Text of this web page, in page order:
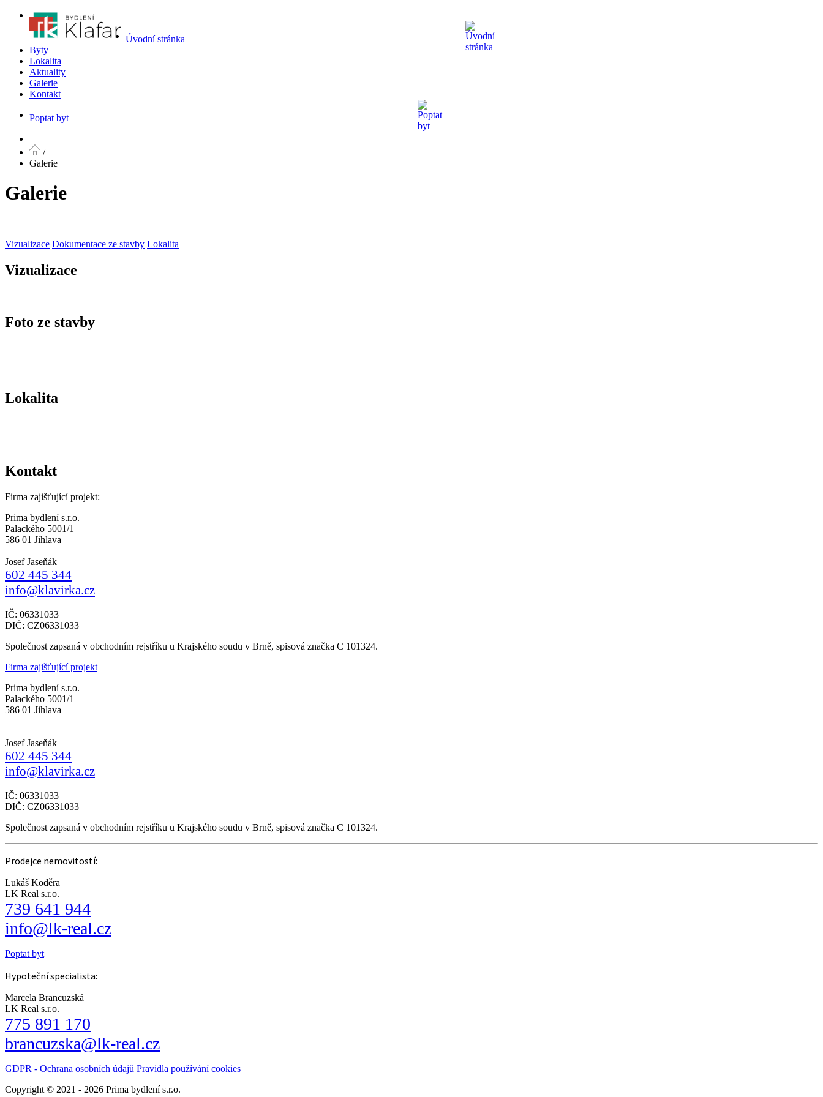
Úvodní stránka
Byty
Lokalita
Aktuality
Galerie
Kontakt
Poptat byt
/
Galerie
Galerie
Vizualizace Dokumentace ze stavby Lokalita
Vizualizace
Foto ze stavby
Lokalita
Kontakt
Firma zajišťující projekt:
Prima bydlení s.r.o.
Palackého 5001/1
586 01 Jihlava
Josef Jaseňák
602 445 344
info@klavirka.cz
IČ: 06331033
DIČ: CZ06331033
Společnost zapsaná v obchodním rejstříku u Krajského soudu v Brně, spisová značka C 101324.
Firma zajišťující projekt
Prima bydlení s.r.o.
Palackého 5001/1
586 01 Jihlava
Josef Jaseňák
602 445 344
info@klavirka.cz
IČ: 06331033
DIČ: CZ06331033
Společnost zapsaná v obchodním rejstříku u Krajského soudu v Brně, spisová značka C 101324.
Prodejce nemovitostí:
Lukáš Koděra
LK Real s.r.o.
739 641 944
info@lk-real.cz
Poptat byt
Hypoteční specialista:
Marcela Brancuzská
LK Real s.r.o.
775 891 170
brancuzska@lk-real.cz
GDPR - Ochrana osobních údajů Pravidla používání cookies
Copyright © 2021 - 2026 Prima bydlení s.r.o.